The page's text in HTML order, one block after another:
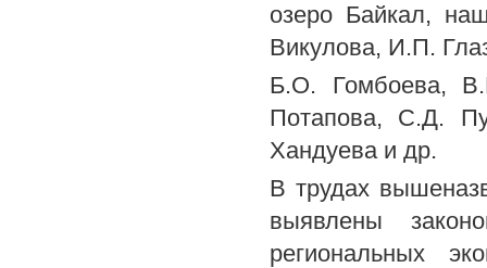
озеро Байкал,
Викулова, И.П.
Б.О. Гомбоева,
Потапова, С.Д.
Хандуева и др.
В трудах
выявлены
региональных